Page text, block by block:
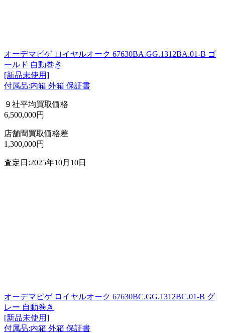
オーデマピゲ ロイヤルオーク 67630BA.GG.1312BA.01-B ゴ
ールド 自動巻き
[新品未使用]
付属品:内箱 外箱 保証書
９社平均買取価格
6,500,000円
店舗間買取価格差
1,300,000円
査定日:2025年10月10日
オーデマピゲ ロイヤルオーク 67630BC.GG.1312BC.01-B グ
レー 自動巻き
[新品未使用]
付属品:内箱 外箱 保証書